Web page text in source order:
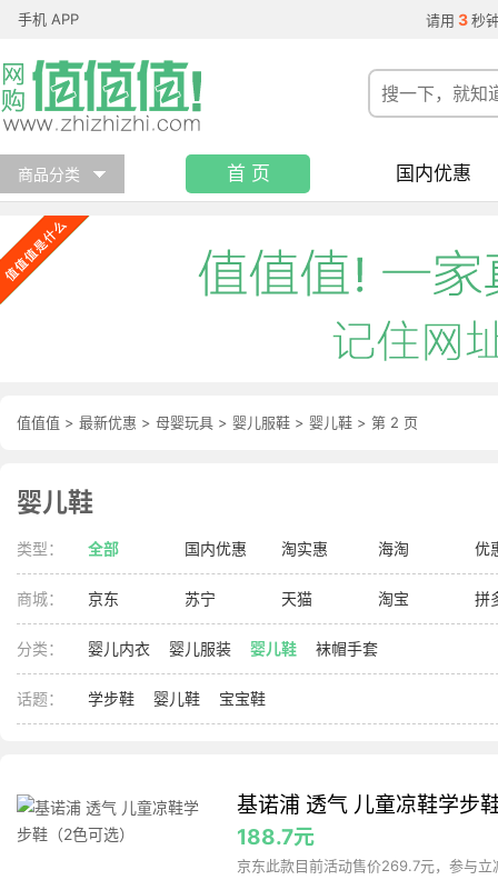
手机 APP 请用 3 秒
商品分类 首 页 国内优惠
值值值 > 最新优惠 > 母婴玩具 > 婴儿服鞋 > 婴儿鞋 > 第 2 页
婴儿鞋
类型： 全部 国内优惠 淘实惠 海淘 优
商城： 京东 苏宁 天猫 淘宝 拼
分类： 婴儿内衣 婴儿服装 婴儿鞋 袜帽手套
话题： 学步鞋 婴儿鞋 宝宝鞋
基诺浦 透气 儿童凉鞋学步
188.7元
京东此款目前活动售价269.7元，参与